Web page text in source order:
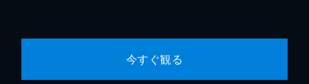
今すぐ観る